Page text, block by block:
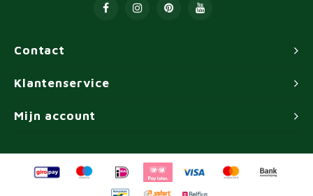
Contact
Klantenservice
Mijn account